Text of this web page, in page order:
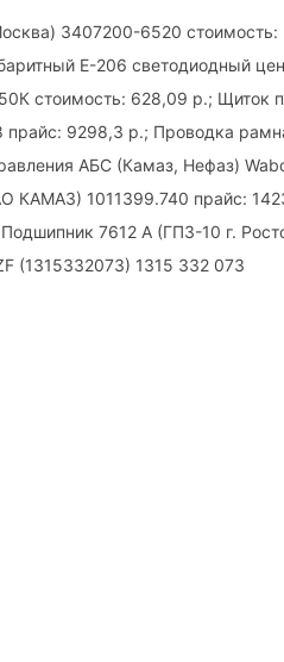
3407200-6520
Е-206 светодиодный
стоимость: 628,09 р.; Щиток
9298,3 р.; Проводка
АБС (Камаз, Нефаз)
1011399.740 прайс:
7612 А (ГПЗ-10 г.
(1315332073) 1315 332 073